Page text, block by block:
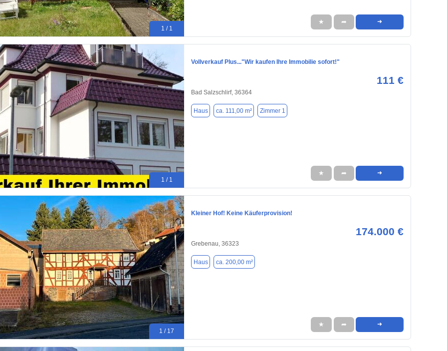
1 / 1
★ ➦ ➜
1 / 1
Vollverkauf Plus..."Wir kaufen Ihre Immobilie sofort!"
111 €
Bad Salzschlirf, 36364
Haus ca. 111,00 m² Zimmer 1
★ ➦ ➜
1 / 17
Kleiner Hof! Keine Käuferprovision!
174.000 €
Grebenau, 36323
Haus ca. 200,00 m²
★ ➦ ➜